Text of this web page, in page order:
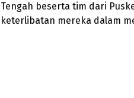
Tengah beserta tim dari
keterlibatan mereka dalam